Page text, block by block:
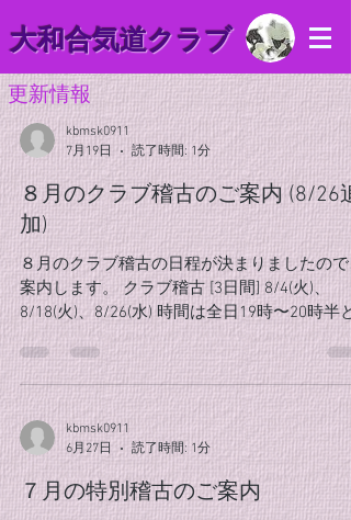
​大和合気道クラブ
​更新情報
kbmsk0911
7月19日
読了時間: 1分
８月のクラブ稽古のご案内 (8/26追
加)
８月のクラブ稽古の日程が決まりましたので
案内します。 クラブ稽古 [3日間] 8/4(火)、
8/18(火)、8/26(水) 時間は全日19時〜20時半と
なります。 皆様の体調第一に、夏の稽古に励
ましょう！ また、この夏から合気道をはじめ
みたい新規・体験の方も随時募集しています
今月もそれぞれのペースで、充実した汗を流
ていきましょう！ 皆様の参加お待ちしており
す！
kbmsk0911
6月27日
読了時間: 1分
７月の特別稽古のご案内